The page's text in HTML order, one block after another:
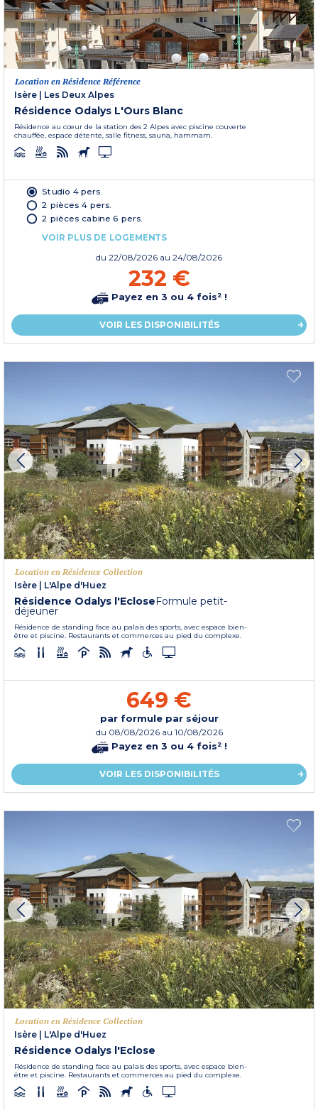
Location en Résidence Référence
Isère | Les Deux Alpes
Résidence Odalys L'Ours Blanc
Résidence au cœur de la station des 2 Alpes avec piscine couverte
chauffée, espace détente, salle fitness, sauna, hammam.
Studio 4 pers.
2 pièces 4 pers.
2 pièces cabine 6 pers.
VOIR PLUS DE LOGEMENTS
du 22/08/2026 au 24/08/2026
232 €
Payez en 3 ou 4 fois² !
VOIR LES DISPONIBILITÉS
Location en Résidence Collection
Isère
L'Alpe d'Huez
Résidence Odalys l'EcloseFormule petit-
déjeuner
Résidence de standing face au palais des sports, avec espace bien-
être et piscine. Restaurants et commerces au pied du complexe.
649 €
par formule par séjour
du 08/08/2026 au 10/08/2026
Payez en 3 ou 4 fois² !
VOIR LES DISPONIBILITÉS
Location en Résidence Collection
Isère
L'Alpe d'Huez
Résidence Odalys l'Eclose
Résidence de standing face au palais des sports, avec espace bien-
être et piscine. Restaurants et commerces au pied du complexe.